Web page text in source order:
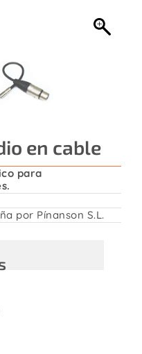
en cable
para
por Pínanson S.L.